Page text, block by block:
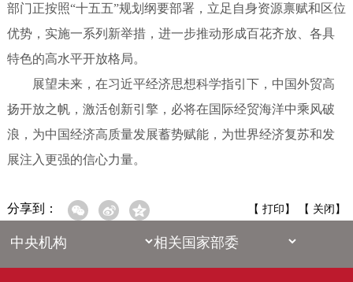
部门正按照“十五五”规划纲要部署，立足自身资源禀赋和区位
优势，实施一系列新举措，进一步推动形成百花齐放、各具
特色的高水平开放格局。
展望未来，在习近平经济思想科学指引下，中国外贸高
扬开放之帆，激活创新引擎，必将在国际经贸海洋中乘风破
浪，为中国经济高质量发展蓄势赋能，为世界经济复苏和发
展注入更强的信心力量。
分享到： 【打印 】 【 关闭 】